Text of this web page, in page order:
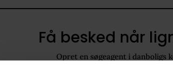
Få besked når
Opret en søgeagent i danboligs
90 -